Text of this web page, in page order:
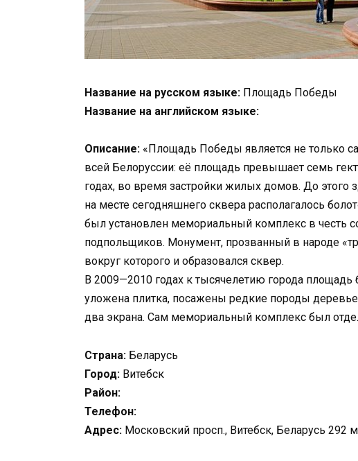
Название на русском языке: Площадь Победы
Название на английском языке:
Описание: «Площадь Победы является не только
всей Белоруссии: её площадь превышает семь
годах, во время застройки жилых домов. До этого
на месте сегодняшнего сквера располагалось
был установлен мемориальный комплекс в честь
подпольщиков. Монумент, прозванный в народе
вокруг которого и образовался сквер.
В 2009—2010 годах к тысячелетию города
уложена плитка, посажены редкие породы
два экрана. Сам мемориальный комплекс был
Страна: Беларусь
Город: Витебск
Район:
Телефон:
Адрес: Московский просп., Витебск, Беларусь 292